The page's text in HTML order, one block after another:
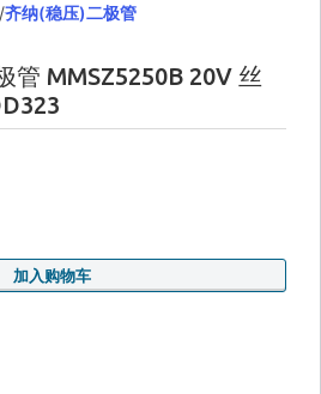
齐纳(稳压)二极管
管 MMSZ5250B 20V 丝
加入购物车